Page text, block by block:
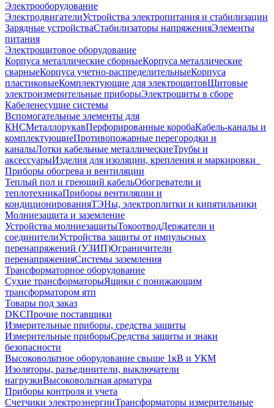
Электрооборудование
ЭлектродвигателиУстройства электропитания и стабилизации
Зарядные устройстваСтабилизаторы напряженияЭлементы
питания
Электрощитовое оборудование
Корпуса металлические сборныеКорпуса металлические
сварныеКорпуса учетно-распределительныеКорпуса
пластиковыеКомплектующие для электрощитовЩитовые
электроизмерительные приборыЭлектрощиты в сборе
Кабеленесущие системы
Вспомогательные элементы для
КНСМеталлорукавПерфорированные коробаКабель-каналы и
комплектующиеПротивопожарные перегородки и
каналыЛотки кабельные металлическиеТрубы и
аксессуарыИзделия для изоляции, крепления и маркировки
Приборы обогрева и вентиляции
Теплый пол и греющий кабельОбогреватели и
теплотехникаПриборы вентиляции и
кондиционированияТЭНы, электроплитки и кипятильники
Молниезащита и заземление
Устройства молниезащитыТокоотводДержатели и
соединителиУстройства защиты от импульсных
перенапряжений (УЗИП)Ограничители
перенапряженияСистемы заземления
Трансформаторное оборудование
Сухие трансформаторыЯщики с понижающим
трансформатором ятп
Товары под заказ
DKCПрочие поставщики
Измерительные приборы, средства защиты
Измерительные приборыСредства защиты и знаки
безопасности
Высоковольтное оборудование свыше 1кВ и УКМ
Изоляторы, разъединители, выключатели
нагрузкиВысоковольтная арматура
Приборы контроля и учета
Счетчики электроэнергииТрансформаторы измерительные